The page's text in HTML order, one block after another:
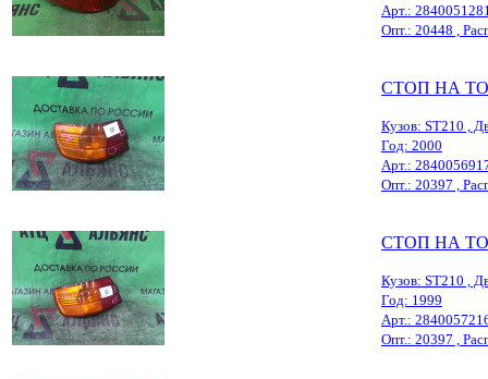
Арт.:
Опт.: 20448 ,
СТОП НА
Кузов: ST210 ,
Год: 2000
Арт.:
Опт.: 20397 ,
СТОП НА
Кузов: ST210 ,
Год: 1999
Арт.:
Опт.: 20397 ,